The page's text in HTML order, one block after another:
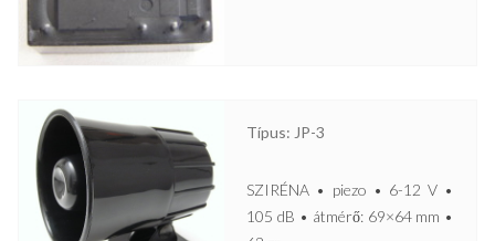
Típus: JP-3
SZIRÉNA • piezo • 6-12 V •
105 dB • átmérő: 69×64 mm •